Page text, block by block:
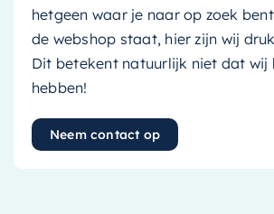
hetgeen waar je naar op zoek
de webshop staat, hier zijn wij
Dit betekent natuurlijk niet dat wij
hebben!
Neem contact op